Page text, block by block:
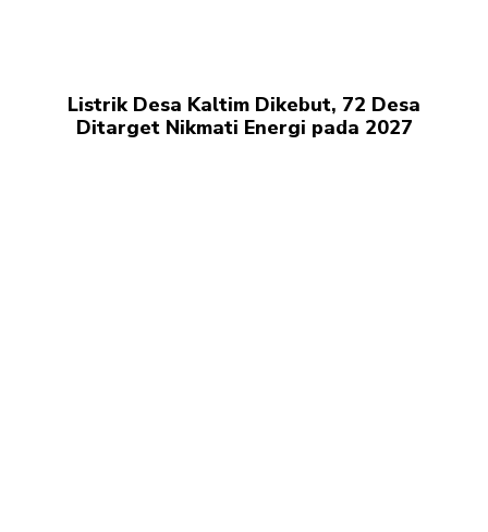
Listrik Desa Kaltim Dikebut, 72 Desa
Ditarget Nikmati Energi pada 2027